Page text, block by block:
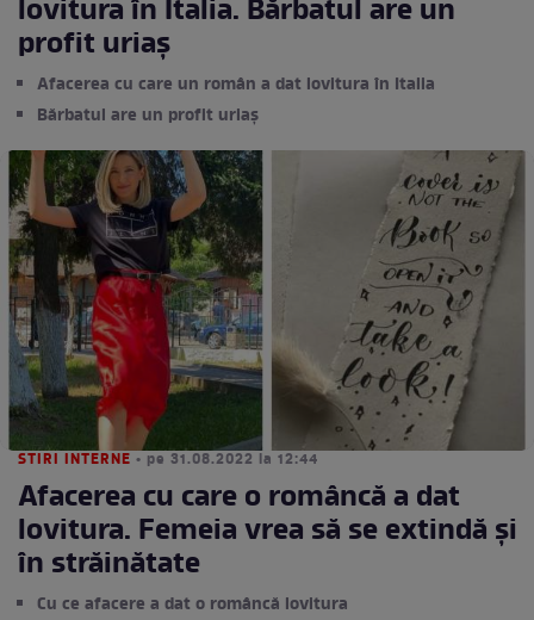
lovitura în Italia. Bărbatul are un
profit uriaș
Afacerea cu care un român a dat lovitura în Italia
Bărbatul are un profit uriaș
STIRI INTERNE • pe 31.08.2022 la 12:44
Afacerea cu care o româncă a dat
lovitura. Femeia vrea să se extindă și
în străinătate
Cu ce afacere a dat o româncă lovitura